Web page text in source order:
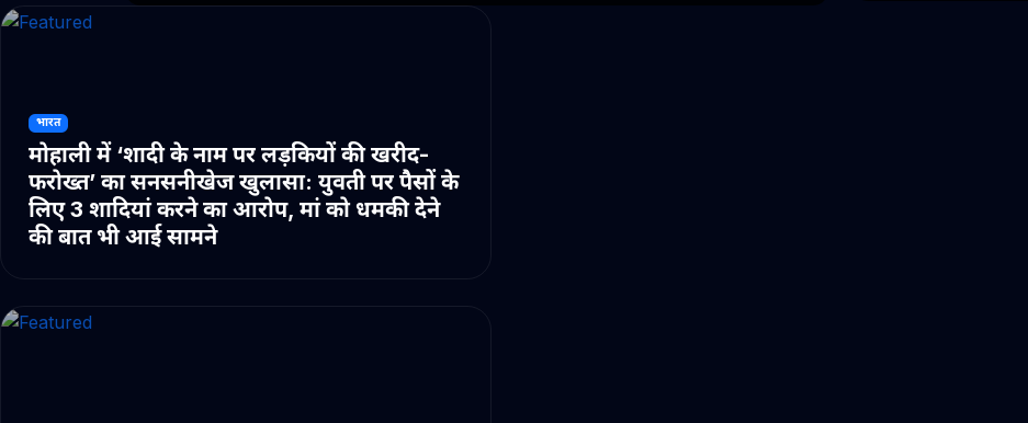
भारत
मोहाली में ‘शादी के नाम पर लड़कियों की खरीद-
फरोख्त’ का सनसनीखेज खुलासा: युवती पर पैसों के
लिए 3 शादियां करने का आरोप, मां को धमकी देने
की बात भी आई सामने